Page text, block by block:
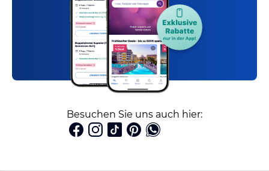
Besuchen Sie uns auch hier: